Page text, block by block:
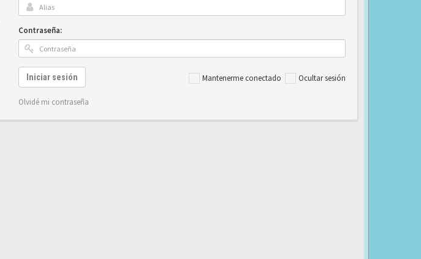
Contraseña:
Mantenerme conectado Ocultar sesión
Iniciar sesión
Olvidé mi contraseña